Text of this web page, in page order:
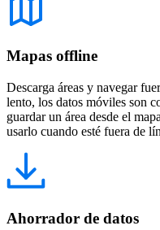
Mapas offline
Descarga áreas y navegar
lento, los datos móviles son
guardar un área desde el
usarlo cuando esté fuera de
Ahorrador de datos